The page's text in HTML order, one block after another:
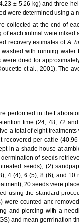
± 5.26 kg) and three
were determined using a
collected at the end of
of each animal were
recovery estimates ofA.
with running
dried for
et al., 2001). The
performed in the
time (24, 48, 72
a total of eight
recovered per cattle
in a shade house at
of seeds
seeds); (2)
4 (4), 6 (5), 8 (6), and
20 seeds were
using the standard
were counted and
and piercing with a
and mean germination